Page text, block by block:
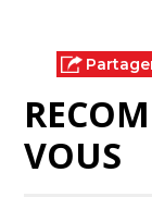
VOUS